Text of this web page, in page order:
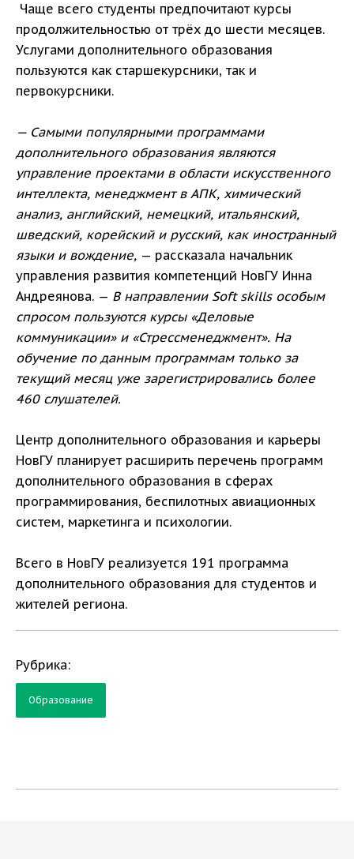
Чаще всего студенты предпочитают курсы
продолжительностью от трёх до шести месяцев.
Услугами дополнительного образования
пользуются как старшекурсники, так и
первокурсники.
— Самыми популярными программами
дополнительного образования являются
управление проектами в области искусственного
интеллекта, менеджмент в АПК, химический
анализ, английский, немецкий, итальянский,
шведский, корейский и русский, как иностранный
языки и вождение, — рассказала начальник
управления развития компетенций НовГУ Инна
Андреянова. — В направлении Soft skills особым
спросом пользуются курсы «Деловые
коммуникации» и «Стрессменеджмент». На
обучение по данным программам только за
текущий месяц уже зарегистрировались более
460 слушателей.
Центр дополнительного образования и карьеры
НовГУ планирует расширить перечень программ
дополнительного образования в сферах
программирования, беспилотных авиационных
систем, маркетинга и психологии.
Всего в НовГУ реализуется 191 программа
дополнительного образования для студентов и
жителей региона.
Рубрика:
Образование